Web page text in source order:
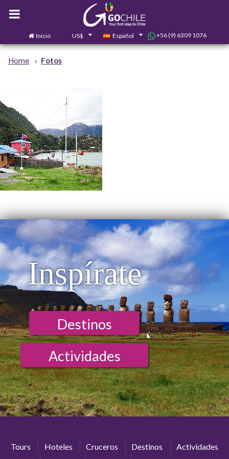
Inicio US$ Español +56 (9) 6309 1076
Home Fotos
Inspírate
Destinos
Actividades
Tours Hoteles Cruceros Destinos
Actividades